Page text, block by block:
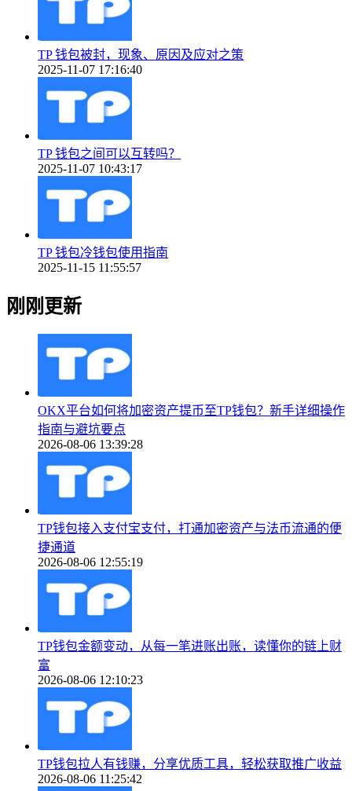
TP 钱包被封，现象、原因及应对之策
2025-11-07 17:16:40
TP 钱包之间可以互转吗？
2025-11-07 10:43:17
TP 钱包冷钱包使用指南
2025-11-15 11:55:57
刚刚更新
OKX平台如何将加密资产提币至TP钱包？新手详细操作
指南与避坑要点
2026-08-06 13:39:28
TP钱包接入支付宝支付，打通加密资产与法币流通的便
捷通道
2026-08-06 12:55:19
TP钱包金额变动，从每一笔进账出账，读懂你的链上财
富
2026-08-06 12:10:23
TP钱包拉人有钱赚，分享优质工具，轻松获取推广收益
2026-08-06 11:25:42